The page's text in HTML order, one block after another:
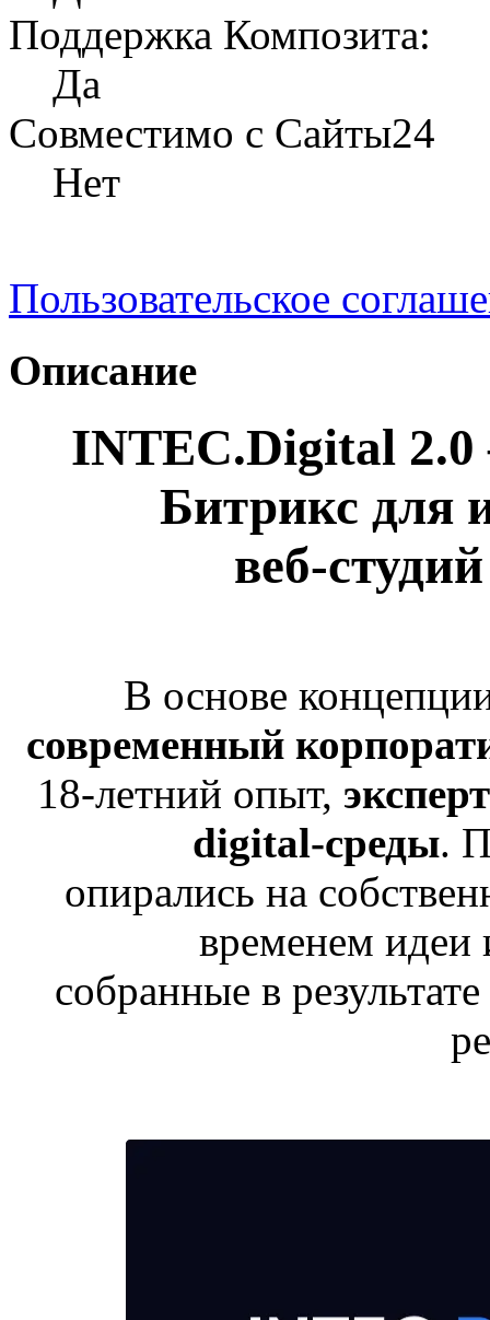
Поддержка Композита:
Да
Совместимо с Сайты24
Нет
Пользовательское
Описание
INTEC.Digital 2.0
Битрикс для
веб-
В основе
современный
18-летний опыт,
digital-среды.
опирались на
временем
собранные в